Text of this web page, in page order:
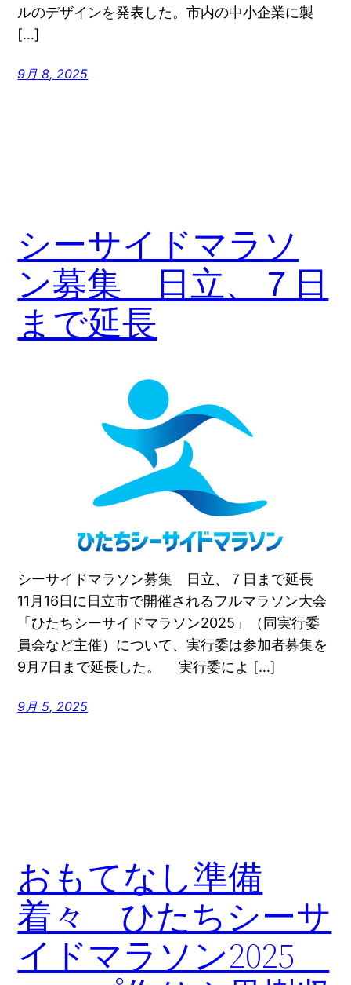
ルのデザインを発表した。市内の中小企業に製
[…]
9月 8, 2025
シーサイドマラソ
ン募集 日立、７日
まで延長
シーサイドマラソン募集 日立、７日まで延長
11月16日に日立市で開催されるフルマラソン大会
「ひたちシーサイドマラソン2025」（同実行委
員会など主催）について、実行委は参加者募集を
9月7日まで延長した。 実行委によ […]
9月 5, 2025
おもてなし準備
着々 ひたちシーサ
イドマラソン2025